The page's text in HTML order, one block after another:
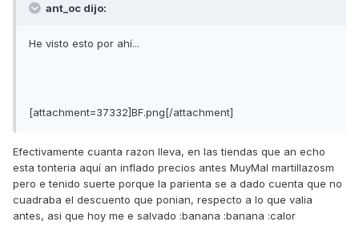
ant_oc dijo:
He visto esto por ahí...
[attachment=37332]BF.png[/attachment]
Efectivamente cuanta razon lleva, en las tiendas que an echo
esta tonteria aquí an inflado precios antes MuyMal martillazosm
pero e tenido suerte porque la parienta se a dado cuenta que no
cuadraba el descuento que ponian, respecto a lo que valia
antes, asi que hoy me e salvado :banana :banana :calor